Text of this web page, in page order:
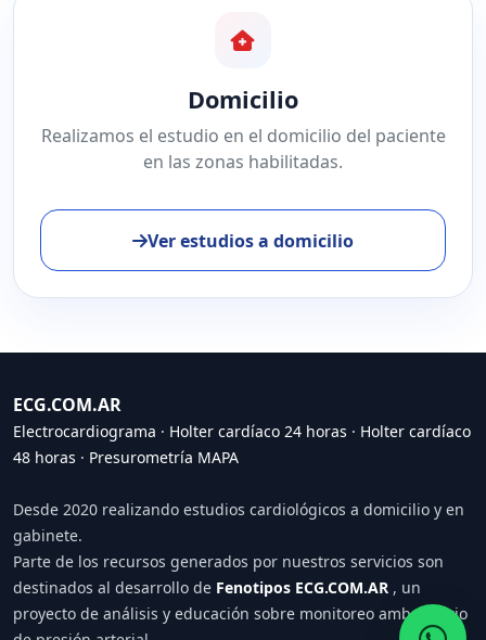
Domicilio
Realizamos el estudio en el domicilio del paciente
en las zonas habilitadas.
Ver estudios a domicilio
ECG.COM.AR
Electrocardiograma · Holter cardíaco 24 horas · Holter cardíaco
48 horas · Presurometría MAPA
Desde 2020 realizando estudios cardiológicos a domicilio y en
gabinete.
Parte de los recursos generados por nuestros servicios son
destinados al desarrollo de Fenotipos ECG.COM.AR , un
proyecto de análisis y educación sobre monitoreo ambulatorio